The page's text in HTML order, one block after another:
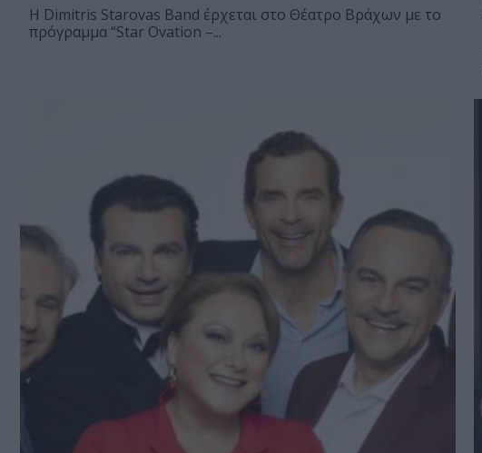
Η Dimitris Starovas Band έρχεται στο Θέατρο Βράχων με το
πρόγραμμα “Star Ovation –...